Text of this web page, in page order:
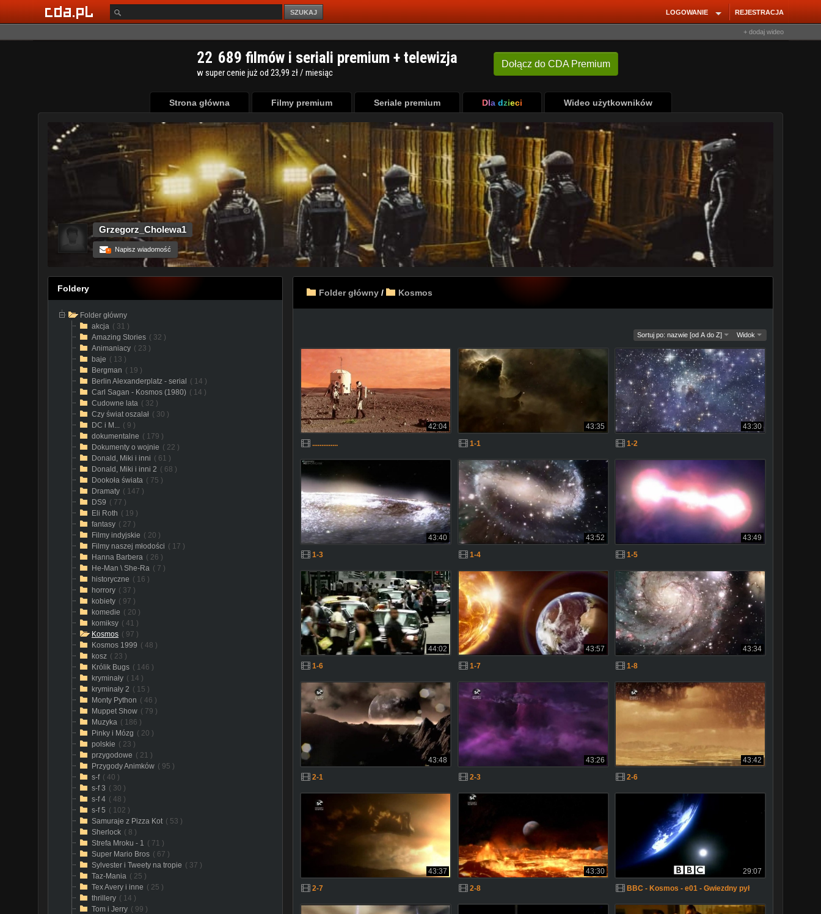
SZUKAJ LOGOWANIE REJESTRACJA
+ dodaj wideo
Strona główna Filmy premium Seriale premium Dla dzieci Wideo użytkowników
Grzegorz_Cholewa1
+ Napisz wiadomość
Foldery
Folder główny
akcja ( 31 )
Amazing Stories ( 32 )
Animaniacy ( 23 )
baje ( 13 )
Bergman ( 19 )
Berlin Alexanderplatz - serial
( 14 )
Carl Sagan - Kosmos (1980) ( 14 )
Cudowne lata ( 32 )
Czy świat oszalał ( 30 )
DC i M... ( 9 )
dokumentalne ( 179 )
Dokumenty o wojnie ( 22 )
Donald, Miki i inni ( 61 )
Donald, Miki i inni 2 ( 68 )
Dookoła świata ( 75 )
Dramaty ( 147 )
DS9 ( 77 )
Eli Roth ( 19 )
fantasy ( 27 )
Filmy indyjskie ( 20 )
Filmy naszej młodości ( 17 )
Hanna Barbera ( 26 )
He-Man \ She-Ra ( 7 )
historyczne ( 16 )
horrory ( 37 )
kobiety ( 97 )
komedie ( 20 )
komiksy ( 41 )
Kosmos ( 97 )
Kosmos 1999 ( 48 )
kosz ( 23 )
Królik Bugs ( 146 )
kryminały ( 14 )
kryminały 2 ( 15 )
Monty Python ( 46 )
Muppet Show ( 79 )
Muzyka ( 186 )
Pinky i Mózg ( 20 )
polskie ( 23 )
przygodowe ( 21 )
Przygody Animków ( 95 )
s-f ( 40 )
s-f 3 ( 30 )
s-f 4 ( 48 )
s-f 5 ( 102 )
Samuraje z Pizza Kot ( 53 )
Sherlock ( 8 )
Strefa Mroku - 1 ( 71 )
Super Mario Bros ( 67 )
Sylvester i Tweety na tropie ( 37 )
Taz-Mania ( 25 )
Tex Avery i inne ( 25 )
thrillery ( 14 )
Tom i Jerry ( 99 )
Folder główny / Kosmos
Sortuj po: nazwie [od A do Z] Widok
42:04
..............
43:35
1-1
43:30
1-2
43:40
1-3
43:52
1-4
43:49
1-5
44:02
1-6
43:57
1-7
43:34
1-8
43:48
2-1
43:26
2-3
43:42
2-6
43:37
2-7
43:30
2-8
29:07
BBC - Kosmos - e01 - Gwiezdny pył